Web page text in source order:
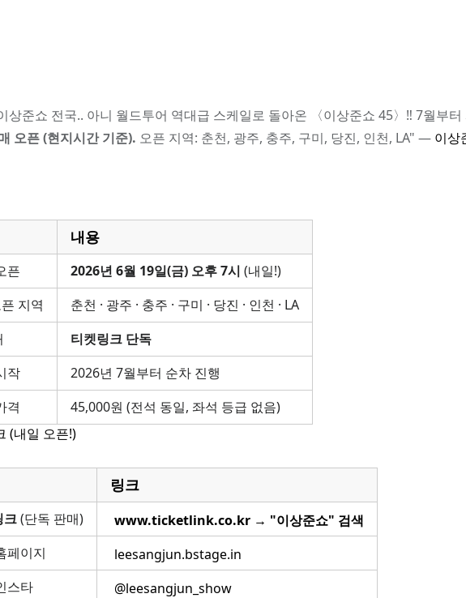
상준쇼 전국.. 아니 월드투어 역대급 스케일로 돌아온 〈이상준쇼 45〉‼️ 7월부
오픈 (현지시간 기준). 오픈 지역: 춘천, 광주, 충주, 구미, 당진, 인천, LA" — 이상
내용
픈 2026년 6월 19일(금) 오후 7시 (내일!)
지역
춘천 · 광주 · 충주 · 구미 · 당진 · 인천 · LA
티켓링크 단독
작
2026년 7월부터 순차 진행
격
45,000원 (전석 동일, 좌석 등급 없음)
(내일 오픈!)
링크
크(단독 판매)
www.ticketlink.co.kr → "이상준쇼" 검색
페이지
leesangjun.bstage.in
스타
@leesangjun_show